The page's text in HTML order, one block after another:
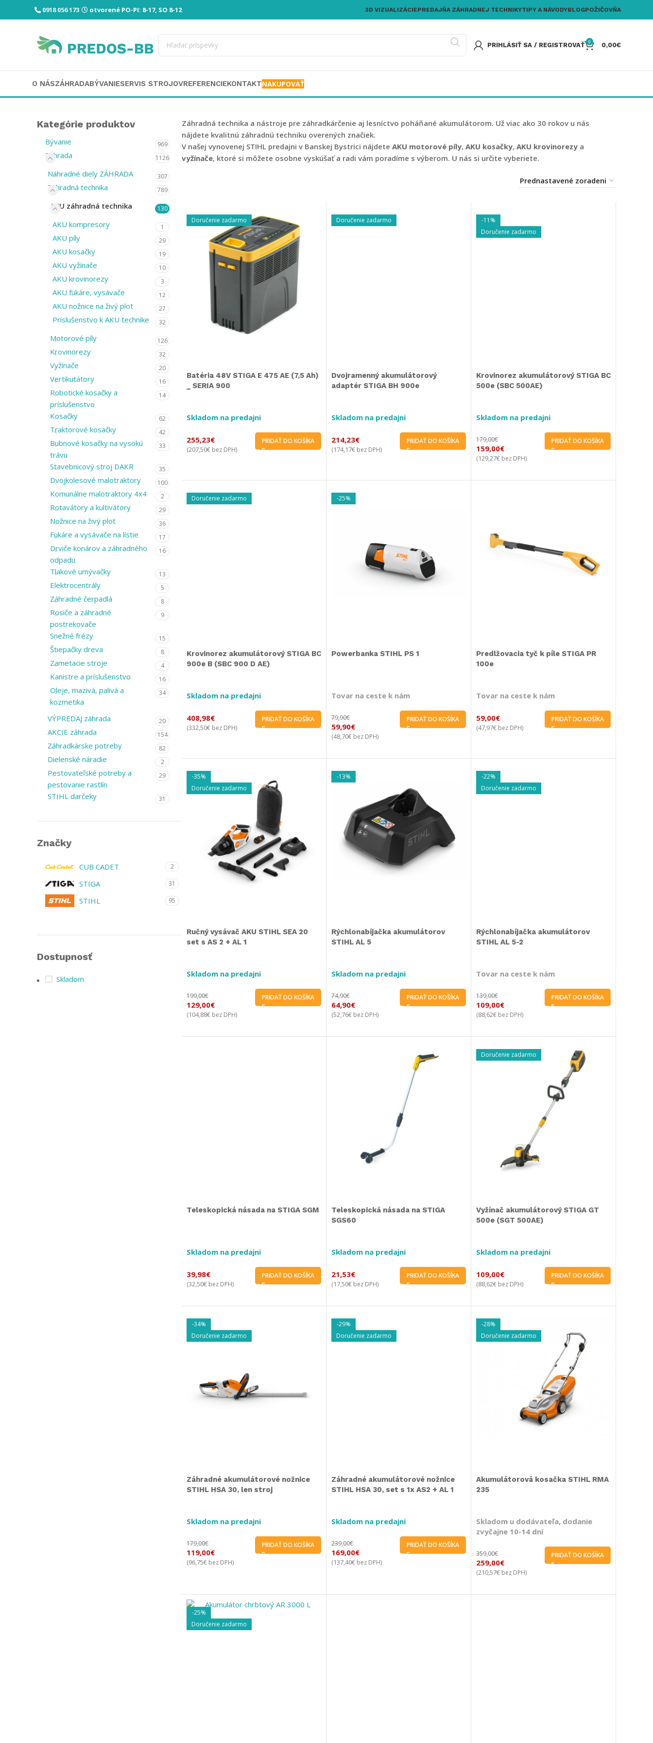
0918 056 173 otvorené PO-PI: 8-17, SO 8-12 3D VIZUALIZÁCIEPREDAJŇA ZÁHRADNEJ TECHNIKYTIPY A NÁVODYBLOGPOŽIČOVŇA
PRIHLÁSIŤ SA / REGISTROVAŤ 0 0,00€
O NÁSZÁHRADABÝVANIESERVIS STROJOVREFERENCIEKONTAKTNAKUPOVAŤ
Kategórie produktov
Bývanie 969
Záhrada 1126
Náhradné diely ZÁHRADA 307
Záhradná technika 789
AKU záhradná technika 130
AKU kompresory 1
AKU píly 29
AKU kosačky 19
AKU vyžínače 10
AKU krovinorezy 3
AKU fukáre, vysávače 12
AKU nožnice na živý plot 27
Príslušenstvo k AKU technike 32
Motorové píly 126
Krovinorezy 32
Vyžínače 20
Vertikutátory 16
Robotické kosačky a
príslušenstvo
14
Kosačky 62
Traktorové kosačky 42
Bubnové kosačky na vysokú
trávu
33
Stavebnicový stroj DAKR 35
Dvojkolesové malotraktory 100
Komunálne malotraktory 4x4 2
Rotavátory a kultivátory 29
Nožnice na živý plot 36
Fukáre a vysávače na lístie 17
Drviče konárov a záhradného
odpadu
16
Tlakové umývačky 13
Elektrocentrály 5
Záhradné čerpadlá 8
Rosiče a záhradné
postrekovače
9
Snežné frézy 15
Štiepačky dreva 8
Zametacie stroje 4
Kanistre a príslušenstvo 16
Oleje, mazivá, palivá a
kozmetika
34
VÝPREDAJ záhrada 20
AKCIE záhrada 154
Záhradkárske potreby 82
Dielenské náradie 2
Pestovateľské potreby a
pestovanie rastlín
29
STIHL darčeky 31
Značky
CUB CADET 2
STIGA 31
STIHL 95
Dostupnosť
Skladom
Záhradná technika a nástroje pre záhradkárčenie aj lesníctvo poháňané akumulátorom. Už viac ako 30 rokov u nás
nájdete kvalitnú záhradnú techniku overených značiek.
V našej vynovenej STIHL predajni v Banskej Bystrici nájdete AKU motorové píly, AKU kosačky, AKU krovinorezy a
vyžínače, ktoré si môžete osobne vyskúšať a radi vám poradíme s výberom. U nás si určite vyberiete.
Doručenie zadarmo
Batéria 48V STIGA E 475 AE (7,5 Ah)
_ SERIA 900
Skladom na predajni
255,23€
(207,50€ bez DPH)
PRIDAŤ DO KOŠÍKA
Doručenie zadarmo
Dvojramenný akumulátorový
adaptér STIGA BH 900e
Skladom na predajni
214,23€
(174,17€ bez DPH)
PRIDAŤ DO KOŠÍKA
-11%
Doručenie zadarmo
Krovinorez akumulátorový STIGA BC
500e (SBC 500AE)
Skladom na predajni
179,00€
159,00€
(129,27€ bez DPH)
PRIDAŤ DO KOŠÍKA
Doručenie zadarmo
Krovinorez akumulátorový STIGA BC
900e B (SBC 900 D AE)
Skladom na predajni
408,98€
(332,50€ bez DPH)
PRIDAŤ DO KOŠÍKA
-25%
Powerbanka STIHL PS 1
Tovar na ceste k nám
79,90€
59,90€
(48,70€ bez DPH)
PRIDAŤ DO KOŠÍKA
Predlžovacia tyč k píle STIGA PR
100e
Tovar na ceste k nám
59,00€
(47,97€ bez DPH)
PRIDAŤ DO KOŠÍKA
-35%
Doručenie zadarmo
Ručný vysávač AKU STIHL SEA 20
set s AS 2 + AL 1
Skladom na predajni
199,00€
129,00€
(104,88€ bez DPH)
PRIDAŤ DO KOŠÍKA
-13%
Rýchlonabíjačka akumulátorov
STIHL AL 5
Skladom na predajni
74,90€
64,90€
(52,76€ bez DPH)
PRIDAŤ DO KOŠÍKA
-22%
Doručenie zadarmo
Rýchlonabíjačka akumulátorov
STIHL AL 5-2
Tovar na ceste k nám
139,00€
109,00€
(88,62€ bez DPH)
PRIDAŤ DO KOŠÍKA
Teleskopická násada na STIGA SGM
Skladom na predajni
39,98€
(32,50€ bez DPH)
PRIDAŤ DO KOŠÍKA
Teleskopická násada na STIGA
SGS60
Skladom na predajni
21,53€
(17,50€ bez DPH)
PRIDAŤ DO KOŠÍKA
Doručenie zadarmo
Vyžínač akumulátorový STIGA GT
500e (SGT 500AE)
Skladom na predajni
109,00€
(88,62€ bez DPH)
PRIDAŤ DO KOŠÍKA
-34%
Doručenie zadarmo
Záhradné akumulátorové nožnice
STIHL HSA 30, len stroj
Skladom na predajni
179,00€
119,00€
(96,75€ bez DPH)
PRIDAŤ DO KOŠÍKA
-29%
Doručenie zadarmo
Záhradné akumulátorové nožnice
STIHL HSA 30, set s 1x AS2 + AL 1
Skladom na predajni
239,00€
169,00€
(137,40€ bez DPH)
PRIDAŤ DO KOŠÍKA
-28%
Doručenie zadarmo
Akumulátorová kosačka STIHL RMA
235
Skladom u dodávateľa, dodanie
zvyčajne 10-14 dní
359,00€
259,00€
(210,57€ bez DPH)
PRIDAŤ DO KOŠÍKA
-25%
Doručenie zadarmo